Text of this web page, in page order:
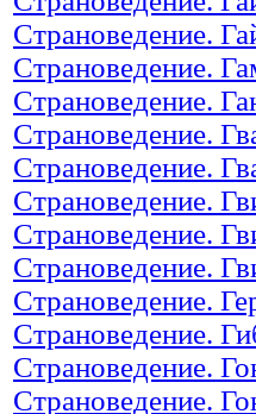
Страноведение.
Страноведение.
Страноведение.
Страноведение.
Страноведение.
Страноведение.
Страноведение.
Страноведение.
Страноведение.
Страноведение.
Страноведение.
Страноведение.